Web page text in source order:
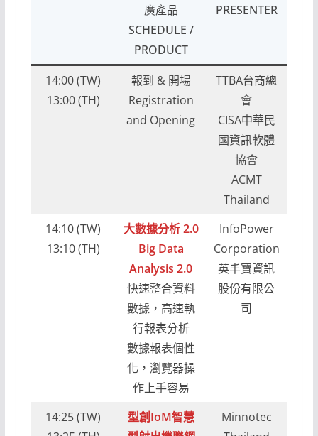
廣產品
SCHEDULE /
PRODUCT
PRESENTER
14:00 (TW)
13:00 (TH)
報到 & 開場
Registration
and Opening
TTBA台商總
會
CISA中華民
國資訊軟體
協會
ACMT
Thailand
14:10 (TW)
13:10 (TH)
大數據分析 2.0
Big Data
Analysis 2.0
快速整合資料
數據，高速執
行報表分析
數據報表個性
化，瀏覽器操
作上手容易
InfoPower
Corporation
英丰寶資訊
股份有限公
司
14:25 (TW)
型創IoM智慧
Minnotec